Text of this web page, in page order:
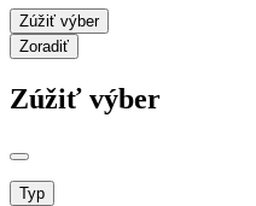
Zúžiť výber
Zoradiť
Zúžiť výber
Typ